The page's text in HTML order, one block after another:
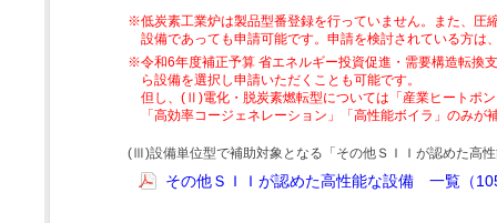
※低炭素工業炉は製品型番登録を行っていません。また、圧
設備であっても申請可能です。申請を検討されている方は
※令和6年度補正予算 省エネルギー投資促進・需要構造転
ら設備を選択し申請いただくことも可能です。
但し、(Ⅱ)電化・脱炭素燃転型については「産業ヒートポ
「高効率コージェネレーション」「高性能ボイラ」のみが
(Ⅲ)設備単位型で補助対象となる「その他ＳＩＩが認めた高
その他ＳＩＩが認めた高性能な設備 一覧（